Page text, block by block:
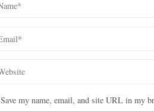
Save my name, email, and site URL in my